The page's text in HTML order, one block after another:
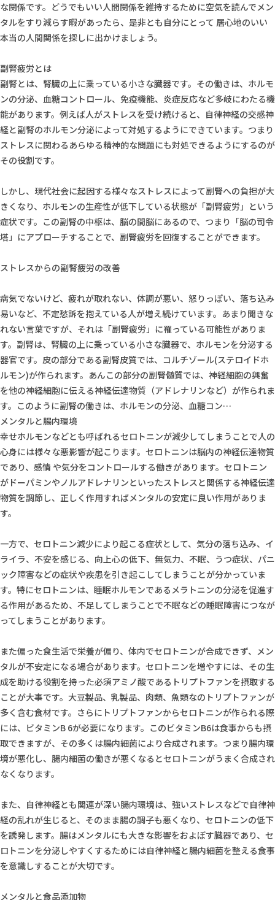
な関係です。どうでもいい人間関係を維持するために空気を読んでメン
タルをすり減らす暇があったら、是非とも自分にとって 居心地のいい
本当の人間関係を探しに出かけましょう。
副腎疲労とは
副腎とは、腎臓の上に乗っている小さな臓器です。その働きは、ホルモ
ンの分泌、血糖コントロール、免疫機能、炎症反応など多岐にわたる機
能があります。例えば人がストレスを受け続けると、自律神経の交感神
経と副腎のホルモン分泌によって対処するようにできています。つまり
ストレスに関わるあらゆる精神的な問題にも対処できるようにするのが
その役割です。
しかし、現代社会に起因する様々なストレスによって副腎への負担が大
きくなり、ホルモンの生産性が低下している状態が「副腎疲労」という
症状です。この副腎の中枢は、脳の間脳にあるので、つまり「脳の司令
塔」にアプローチすることで、副腎疲労を回復することができます。
ストレスからの副腎疲労の改善
病気でないけど、疲れが取れない、体調が悪い、怒りっぽい、落ち込み
易いなど、不定愁訴を抱えている人が増え続けています。あまり聞きな
れない言葉ですが、それは「副腎疲労」に罹っている可能性がありま
す。副腎は、腎臓の上に乗っている小さな臓器で、ホルモンを分泌する
器官です。皮の部分である副腎皮質では、コルチゾール(ステロイドホ
ルモン)が作られます。あんこの部分の副腎髄質では、神経細胞の興奮
を他の神経細胞に伝える神経伝達物質（アドレナリンなど）が作られま
す。このように副腎の働きは、ホルモンの分泌、血糖コン…
メンタルと腸内環境
幸せホルモンなどとも呼ばれるセロトニンが減少してしまうことで人の
心身には様々な悪影響が起こります。セロトニンは脳内の神経伝達物質
であり、感情 や気分をコントロールする働きがあります。セロトニン
がドーパミンやノルアドレナリンといったストレスと関係する神経伝達
物質を調節し、正しく作用すればメンタルの安定に良い作用がありま
す。
一方で、セロトニン減少により起こる症状として、気分の落ち込み、イ
ライラ、不安を感じる、向上心の低下、無気力、不眠、うつ症状、パニ
ック障害などの症状や疾患を引き起こしてしまうことが分かっていま
す。特にセロトニンは、睡眠ホルモンであるメラトニンの分泌を促進す
る作用があるため、不足してしまうことで不眠などの睡眠障害につなが
ってしまうことがあります。
また偏った食生活で栄養が偏り、体内でセロトニンが合成できず、メン
タルが不安定になる場合があります。セロトニンを増やすには、その生
成を助ける役割を持った必須アミノ酸であるトリプトファンを摂取する
ことが大事です。大豆製品、乳製品、肉類、魚類なのトリプトファンが
多く含む食材です。さらにトリプトファンからセロトニンが作られる際
には、ビタミンB 6が必要になります。このビタミンB6は食事からも摂
取できますが、その多くは腸内細菌により合成されます。つまり腸内環
境が悪化し、腸内細菌の働きが悪くなるとセロトニンがうまく合成され
なくなります。
また、自律神経とも関連が深い腸内環境は、強いストレスなどで自律神
経の乱れが生じると、そのまま腸の調子も悪くなり、セロトニンの低下
を誘発します。腸はメンタルにも大きな影響をおよぼす臓器であり、セ
ロトニンを分泌しやすくするためには自律神経と腸内細菌を整える食事
を意識しすることが大切です。
メンタルと食品添加物